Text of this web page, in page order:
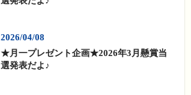
2026/04/08
★月一プレゼント企画★2026年3月懸賞当
選発表だよ♪